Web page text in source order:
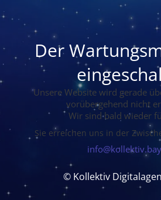
Der
Unsere Website wird gerade
vorübergehend nicht
Wir sind bald wieder
Sie erreichen uns in der
© Kollektiv